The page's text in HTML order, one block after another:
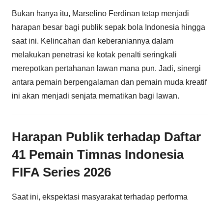
Bukan hanya itu, Marselino Ferdinan tetap menjadi
harapan besar bagi publik sepak bola Indonesia hingga
saat ini. Kelincahan dan keberaniannya dalam
melakukan penetrasi ke kotak penalti seringkali
merepotkan pertahanan lawan mana pun. Jadi, sinergi
antara pemain berpengalaman dan pemain muda kreatif
ini akan menjadi senjata mematikan bagi lawan.
Harapan Publik terhadap Daftar
41 Pemain Timnas Indonesia
FIFA Series 2026
Saat ini, ekspektasi masyarakat terhadap performa